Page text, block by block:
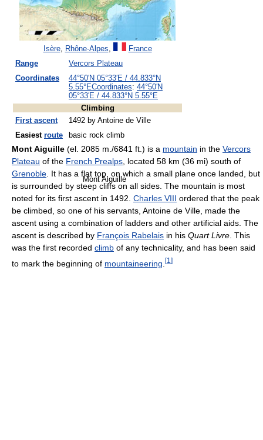
Mont Aiguille
Isère, Rhône-Alpes
France
Range
Vercors Plateau
Coordinates
44°50′N 05°33′E / 44.833°N
5.55°ECoordinates: 44°50′N
05°33′E / 44.833°N 5.55°E
Climbing
First ascent
1492 by Antoine de Ville
Easiest route basic rock climb
Mont Aiguille (el. 2085 m./6841 ft.) is a mountain in the Vercors
Plateau of the French Prealps , located 58 km (36 mi) south of
Grenoble . It has a flat top, on which a small plane once landed, but
is surrounded by steep cliffs on all sides. The mountain is most
noted for its first ascent in 1492. Charles VIII ordered that the peak
be climbed, so one of his servants, Antoine de Ville, made the
ascent using a combination of ladders and other artificial aids. The
ascent is described by François Rabelais in his Quart Livre . This
was the first recorded climb of any technicality, and has been said
to mark the beginning of mountaineering [1 ]